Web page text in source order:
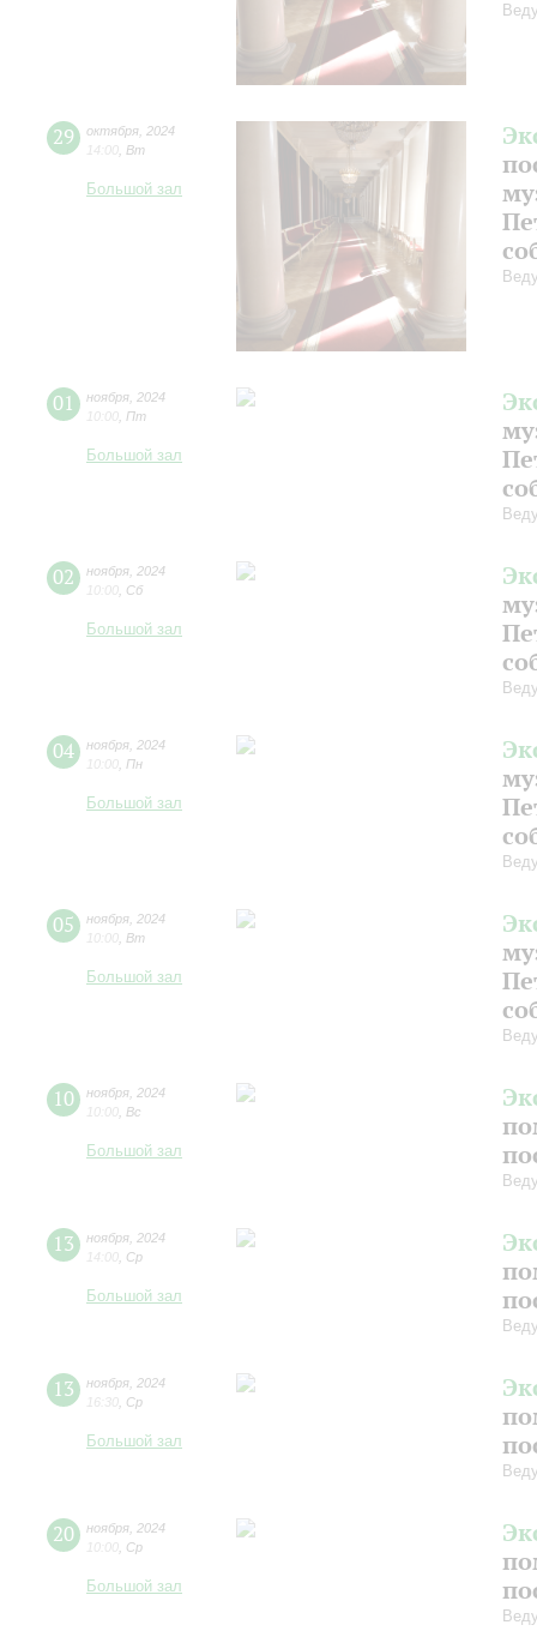
29 октября 2024
14:00 Вт
Большой зал
01 ноября 2024
10:00 Пт
Большой зал
02 ноября 2024
10:00 Сб
Большой зал
04 ноября 2024
10:00 Пн
Большой зал
05 ноября 2024
10:00 Вт
Большой зал
10 ноября 2024
10:00 Вс
Большой зал
13 ноября 2024
14:00 Ср
Большой зал
13 ноября 2024
16:30 Ср
Большой зал
20 ноября 2024
10:00 Ср
Большой зал